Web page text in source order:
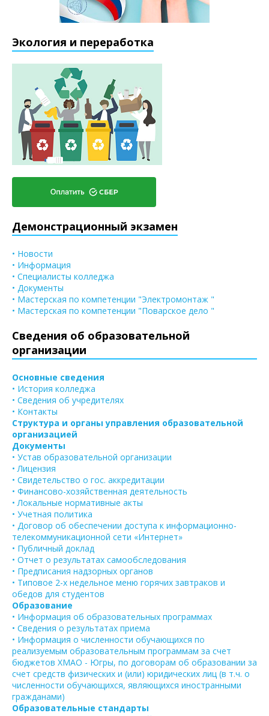
Экология и переработка
Демонстрационный экзамен
• Новости
• Информация
• Специалисты колледжа
• Документы
• Мастерская по компетенции "Электромонтаж "
• Мастерская по компетенции "Поварское дело "
Сведения об образовательной
организации
Основные сведения
• История колледжа
• Сведения об учредителях
• Контакты
Структура и органы управления образовательной
организацией
Документы
• Устав образовательной организации
• Лицензия
• Свидетельство о гос. аккредитации
• Финансово-хозяйственная деятельность
• Локальные нормативные акты
• Учетная политика
• Договор об обеспечении доступа к информационно-
телекоммуникационной сети «Интернет»
• Публичный доклад
• Отчет о результатах самообследования
• Предписания надзорных органов
• Типовое 2-х недельное меню горячих завтраков и
обедов для студентов
Образование
• Информация об образовательных программах
• Сведения о результатах приема
• Информация о численности обучающихся по
реализуемым образовательным программам за счет
бюджетов ХМАО - Югры, по договорам об образовании за
счет средств физических и (или) юридических лиц (в т.ч. о
численности обучающихся, являющихся иностранными
гражданами)
Образовательные стандарты